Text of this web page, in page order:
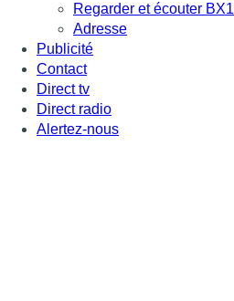
Regarder et écouter BX1
Adresse
Publicité
Contact
Direct tv
Direct radio
Alertez-nous